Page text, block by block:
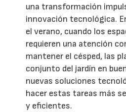
una transformación
innovación tecnológica.
el verano, cuando los
requieren una atención
mantener el césped, las
conjunto del jardín en
nuevas soluciones
hacer estas tareas más
y eficientes.